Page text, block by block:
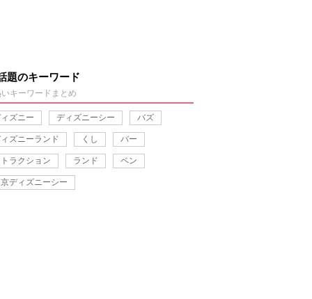
題のキーワード
キーワードまとめ
ズニー ディズニーシー バズ
ズニーランド くし バー
ラクション ランド ペン
ディズニーシー